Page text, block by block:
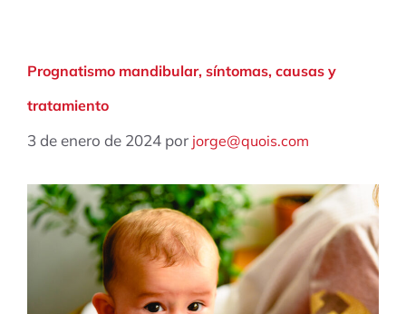
Prognatismo mandibular, síntomas, causas y
tratamiento
3 de enero de 2024 por jorge@quois.com